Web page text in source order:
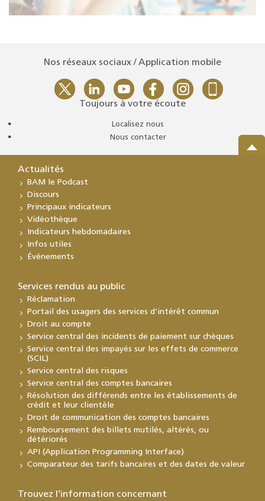
Nos réseaux sociaux / Application mobile
Toujours à votre écoute
Localisez nous
Nous contacter
Actualités
BAM le Podcast
Discours
Principaux indicateurs
Vidéothèque
Indicateurs hebdomadaires
Infos utiles
Événements
Services rendus au public
Réclamation
Portail des usagers des services d’intérêt commun
Droit au compte
Service central des incidents de paiement sur chèques
Service central des impayés sur les effets de commerce
(SCIL)
Service central des risques
Service central des comptes bancaires
Résolution des différends entre les établissements de
crédit et leur clientèle
Droit de communication des comptes bancaires
Remboursement des billets mutilés, altérés, ou
détériorés
API (Application Programming Interface)
Comparateur des tarifs bancaires et des dates de valeur
Trouvez l’information concernant